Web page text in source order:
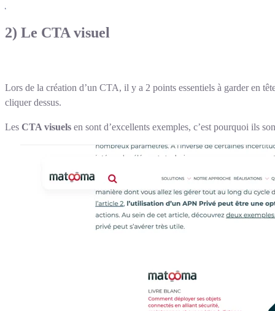
2) Le CTA visuel
Lors de la création d’un CTA, il y a 2 points essentiels à garder en
cliquer dessus.
Les CTA visuels en sont d’excellents exemples, c’est pourquoi ils